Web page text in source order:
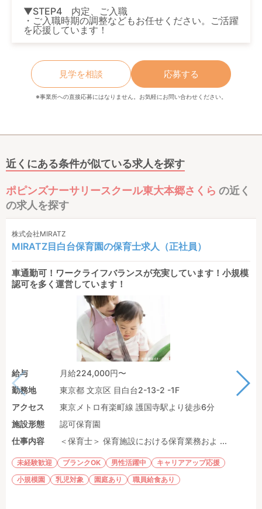
▼STEP4 内定、ご入職
・ご入職時期の調整などもお任せください。ご活躍
を応援しています！
見学を相談 応募する
※事業所への直接応募にはなりません。お気軽にお問い合わせください。
近くにある条件が似ている求人を探す
ポピンズナーサリースクール東大本郷さくら の近く
の求人を探す
株式会社MIRATZ
MIRATZ目白台保育園の保育士求人（正社員）
車通勤可！ワークライフバランスが充実しています！小規模
認可を多く運営しています！
給与
月給224,000円〜
勤務地
東京都 文京区 目白台2-13-2 -1F
アクセス
東京メトロ有楽町線 護国寺駅より徒歩6分
施設形態
認可保育園
仕事内容
＜保育士＞ 保育施設における保育業務およ ...
未経験歓迎 ブランクOK 男性活躍中
キャリアアップ応援
小規模園
乳児対象 園庭あり 職員給食あり